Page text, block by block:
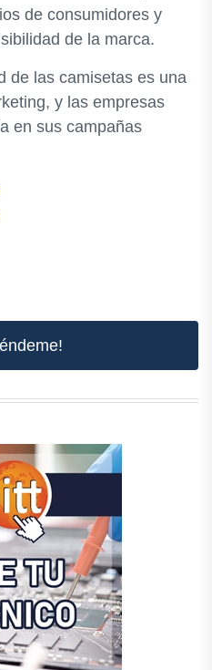
de consumidores y
de la marca.
de las camisetas es una
y las empresas
en sus campañas